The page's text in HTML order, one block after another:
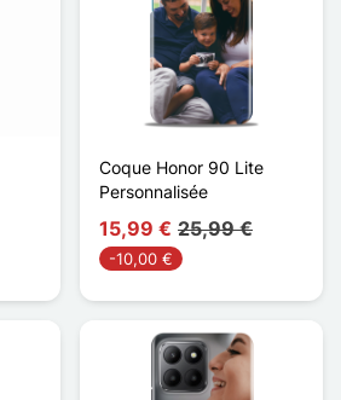
Coque Honor 90 Lite
Personnalisée
15,99 € 25,99 €
-10,00 €